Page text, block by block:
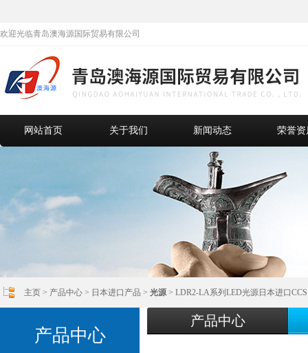
欢迎光临青岛澳海源国际贸易有限公司
网站首页 关于我们 新闻动态 荣誉资
主页 > 产品中心 > 日本进口产品 > 光源> LDR2-LA系列LED光源日本进口CCS
产品中心
产品中心